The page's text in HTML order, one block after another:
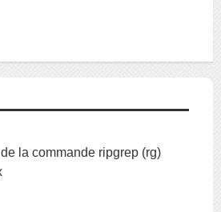
la commande ripgrep (rg)